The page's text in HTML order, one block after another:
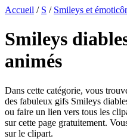
Accueil / S / Smileys et
Smileys
animés
Dans cette catégorie, vous
des fabuleux gifs Smileys
ou faire un lien vers tous les
sur cette page gratuitement.
sur le clipart.